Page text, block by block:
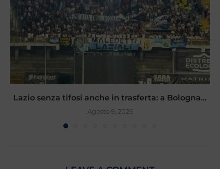
Lazio senza tifosi anche in trasferta: a Bologna...
Agosto 9, 2026